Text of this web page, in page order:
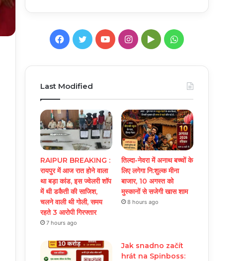
Facebook
TwitterYouTubeInstagram
GoogleWhatsApp
Last Modified
RAIPUR BREAKING :
रायपुर में आज रात होने वाला
था बड़ा कांड, इस ज्वेलरी शॉप
में थी डकैती की साजिश,
चलने वाली थी गोली, समय
रहते 3 आरोपी गिरफ्तार
7 hours ago
तिल्दा-नेवरा में अनाथ बच्चों के
लिए लगेगा नि:शुल्क मीना
बाजार, 10 अगस्त को
मुस्कानों से सजेगी खास शाम
8 hours ago
Jak snadno začít
hrát na Spinboss: